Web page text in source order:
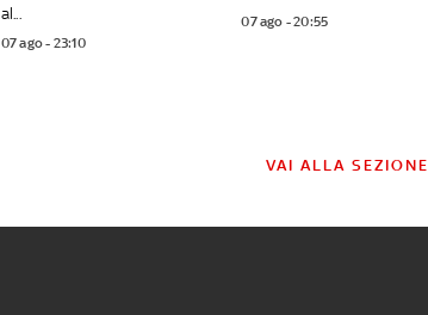
al...
07 ago - 23:10
07 ago - 20:55
VAI ALLA SEZIONE